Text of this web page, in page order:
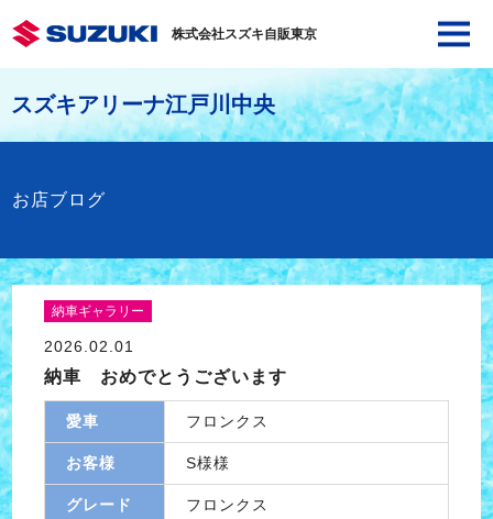
株式会社スズキ自販東京
スズキアリーナ江戸川中央
お店ブログ
納車ギャラリー
2026.02.01
納車 おめでとうございます
愛車 フロンクス
お客様 S様様
グレード フロンクス